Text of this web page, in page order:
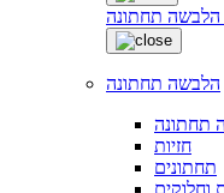
הלבשה תחתונה
הלבשה תחתונה
תחתונה
חזיות
תחתונים
וחלוקים